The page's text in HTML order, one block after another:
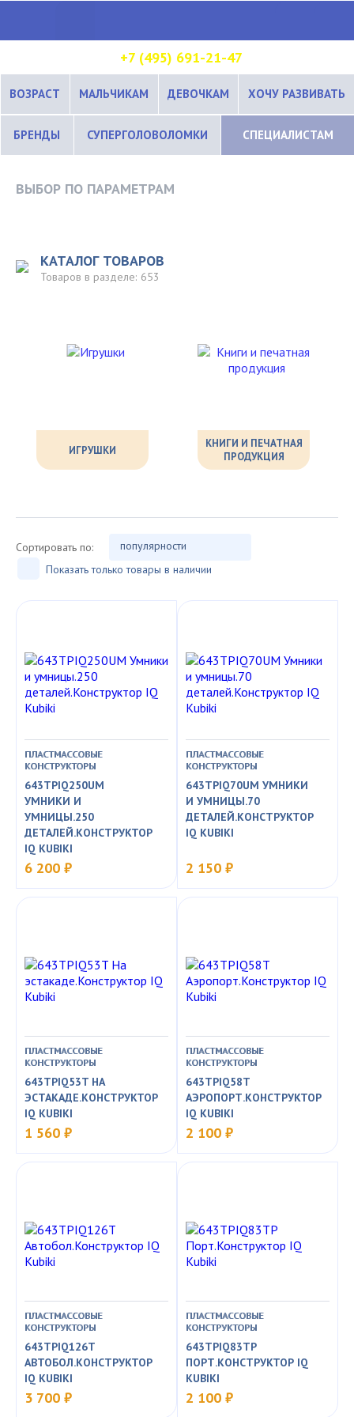
+7 (495) 691-21-47
ВОЗРАСТ МАЛЬЧИКАМ ДЕВОЧКАМ ХОЧУ РАЗВИВАТЬ
БРЕНДЫ СУПЕРГОЛОВОЛОМКИ СПЕЦИАЛИСТАМ
ВЫБОР ПО ПАРАМЕТРАМ
КАТАЛОГ ТОВАРОВ
Товаров в разделе: 653
ИГРУШКИ
КНИГИ И ПЕЧАТНАЯ
ПРОДУКЦИЯ
Сортировать по:
популярности
Показать только товары в наличии
ПЛАСТМАССОВЫЕ
КОНСТРУКТОРЫ
643TPIQ250UM
УМНИКИ И
УМНИЦЫ.250
ДЕТАЛЕЙ.КОНСТРУКТОР
IQ KUBIKI
6 200 ₽
ПЛАСТМАССОВЫЕ
КОНСТРУКТОРЫ
643TPIQ70UM УМНИКИ
И УМНИЦЫ.70
ДЕТАЛЕЙ.КОНСТРУКТОР
IQ KUBIKI
2 150 ₽
ПЛАСТМАССОВЫЕ
КОНСТРУКТОРЫ
643TPIQ53T НА
ЭСТАКАДЕ.КОНСТРУКТОР
IQ KUBIKI
1 560 ₽
ПЛАСТМАССОВЫЕ
КОНСТРУКТОРЫ
643TPIQ58T
АЭРОПОРТ.КОНСТРУКТОР
IQ KUBIKI
2 100 ₽
ПЛАСТМАССОВЫЕ
КОНСТРУКТОРЫ
643TPIQ126T
АВТОБОЛ.КОНСТРУКТОР
IQ KUBIKI
3 700 ₽
ПЛАСТМАССОВЫЕ
КОНСТРУКТОРЫ
643TPIQ83TP
ПОРТ.КОНСТРУКТОР IQ
KUBIKI
2 100 ₽